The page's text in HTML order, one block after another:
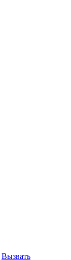
Вызвать